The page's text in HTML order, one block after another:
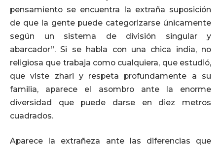
pensamiento se encuentra la extraña suposición
de que la gente puede categorizarse únicamente
según un sistema de división singular y
abarcador”. Si se habla con una chica india, no
religiosa que trabaja como cualquiera, que estudió,
que viste zhari y respeta profundamente a su
familia, aparece el asombro ante la enorme
diversidad que puede darse en diez metros
cuadrados.
Aparece la extrañeza ante las diferencias que